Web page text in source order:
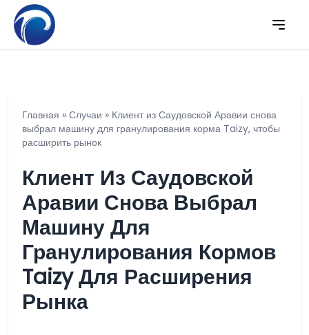
Главная » Случаи » Клиент из Саудовской Аравии снова
выбрал машину для гранулирования корма Taizy, чтобы
расширить рынок
Клиент Из Саудовской
Аравии Снова Выбрал
Машину Для
Гранулирования Кормов
Taizy Для Расширения
Рынка